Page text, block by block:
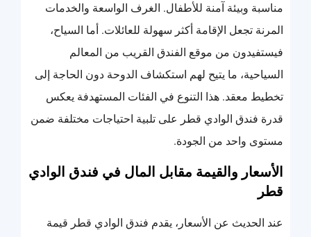
مناسبة وبيئة آمنة للأطفال. الغرف الواسعة والخدمات
المرنة تجعل الإقامة أكثر سهولة للعائلات. أما السياح،
فيستفيدون من موقع الفندق القريب من المعالم
السياحية، ما يتيح لهم استكشاف الدوحة دون الحاجة إلى
تخطيط معقد. هذا التنوع في الفئات المستهدفة يعكس
قدرة فندق الوادي قطر على تلبية احتياجات مختلفة ضمن
مستوى واحد من الجودة.
الأسعار والقيمة مقابل المال في فندق الوادي
قطر
عند الحديث عن الأسعار، يقدم فندق الوادي قطر قيمة